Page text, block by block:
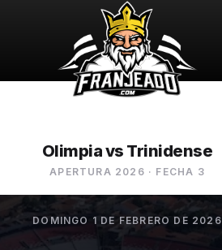
Olimpia vs Trinidense
APERTURA 2026 · FECHA 3
DOMINGO 1 DE FEBRERO DE 2026